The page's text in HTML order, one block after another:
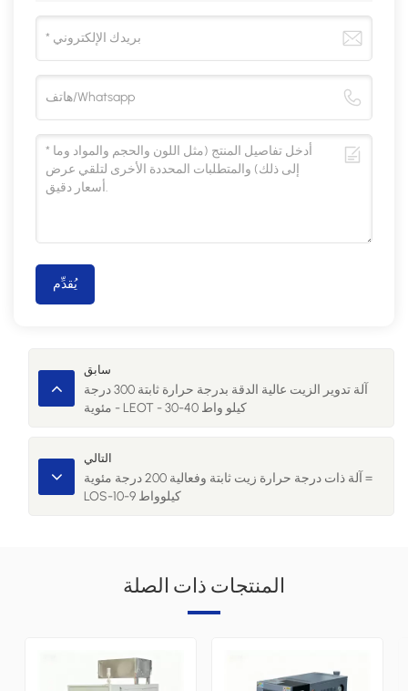
يُقدِّم
سابق
آلة تدوير الزيت عالية الدقة بدرجة حرارة ثابتة 300 درجة
مئوية - LEOT - 30-40 كيلو واط
التالي
آلة ذات درجة حرارة زيت ثابتة وفعالية 200 درجة مئوية =
LOS-10-9 كيلوواط
المنتجات ذات الصلة